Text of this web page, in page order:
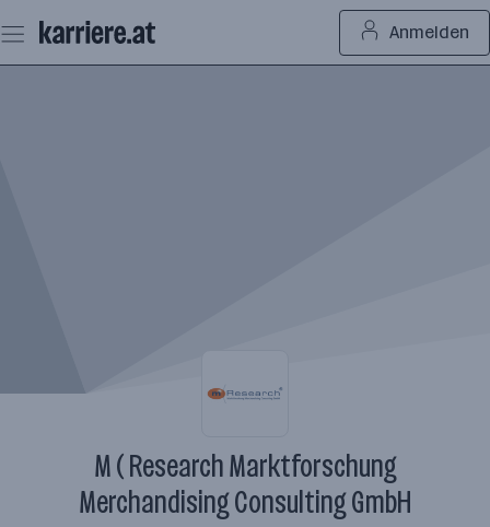
Seiteninhalt
springen
Anmelden
M ( Research Marktforschung
Merchandising Consulting GmbH